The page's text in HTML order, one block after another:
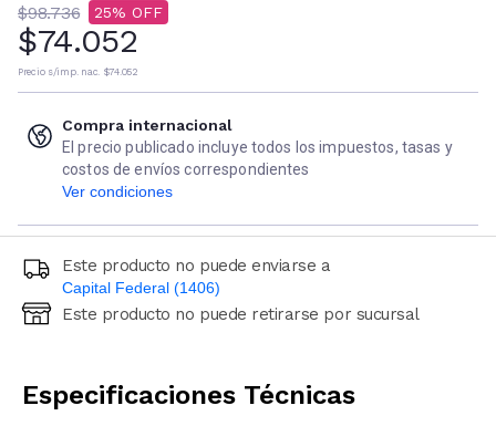
$98.736 25
$74.052
Precio s/imp. nac. $74.052
Compra internacional
El precio publicado incluye todos los impuestos, tasas y
costos de envíos correspondientes
Ver condiciones
Este producto no puede enviarse a
Capital Federal (1406)
Ingresá código postal (sólo números)
Este producto no puede retirarse por sucursal
Especificaciones Técnicas